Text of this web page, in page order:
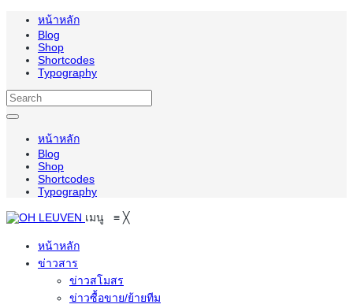
หน้าหลัก
Blog
Shop
Shortcodes
Typography
หน้าหลัก
Blog
Shop
Shortcodes
Typography
เมนู ≡ ╳
หน้าหลัก
ข่าวสาร
ข่าวสโมสร
ข่าวซื้อขาย/ย้ายทีม